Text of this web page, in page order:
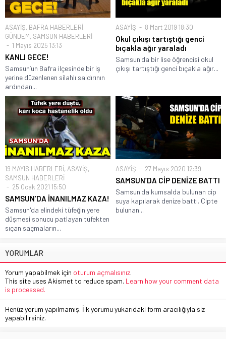
ASAYİŞ, BAFRA HABERLERİ,
GÜNDEM, SAMSUN HABERLERİ
1 Mayıs 2025 13:13
KANLI GECE!
Samsun’un Bafra ilçesinde bir iş
yerine düzenlenen silahlı saldırının
ardından...
ASAYİŞ 8 Mart 2019 18:30
Okul çıkışı tartıştığı genci
bıçakla ağır yaraladı
Samsun'da bir lise öğrencisi okul
çıkışı tartıştığı genci bıçakla ağır...
19 MAYIS HABERLERİ, ASAYİŞ,
SAMSUN HABERLERİ
25 Ocak 2021 15:50
SAMSUN’DA İNANILMAZ KAZA!
Samsun'da elindeki tüfeğin yere
düşmesi sonucu patlayan tüfekten
sıçan saçmaların...
ASAYİŞ 27 Mayıs 2020 12:39
SAMSUN’DA CİP DENİZE BATTI
Samsun'da kumsalda bulunan cip
suya kapılarak denize battı. Cipte
bulunan...
YORUMLAR
Yorum yapabilmek için oturum açmalısınız.
This site uses Akismet to reduce spam. Learn how your comment data
is processed.
Henüz yorum yapılmamış. İlk yorumu yukarıdaki form aracılığıyla siz
yapabilirsiniz.